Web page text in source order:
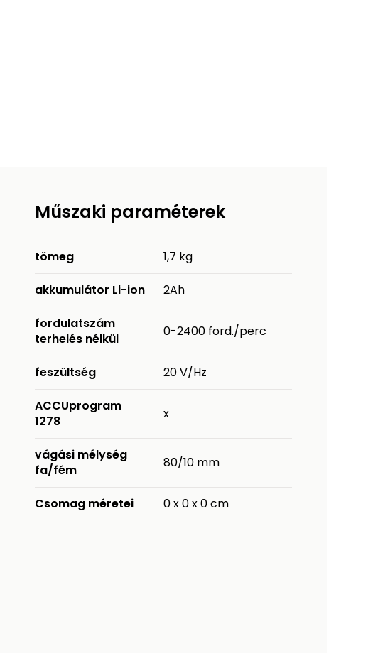
Műszaki paraméterek
tömeg 1,7 kg
akkumulátor Li-ion 2Ah
fordulatszám
terhelés nélkül
0-2400 ford./perc
feszültség 20 V/Hz
ACCUprogram
1278
x
vágási mélység
fa/fém
80/10 mm
Csomag méretei 0 x 0 x 0 cm